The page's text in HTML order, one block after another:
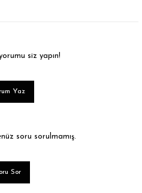
siz yapın!
Yaz
soru sorulmamış.
Sor